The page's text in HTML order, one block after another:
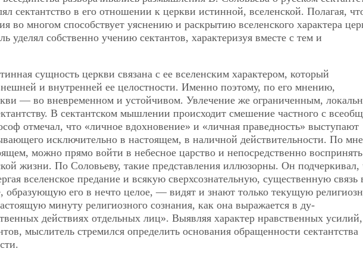
сектантство в его отношении к церкви истинной, вселенской. Полагая,
во многом способствует уяснению и раскрытию вселенского характера
уделял собственно учению сектантов, характеризуя вместе с тем и
сущность церкви связана с ее вселенским характером, который
и внутренней ее целостности. Именно поэтому, по его мнению,
— во вневременном и устойчивом. Увлечение же ограниченным,
В сектантском мышлении происходит смешение частного с
отмечал, что «личное вдохновение» и «личная праведность» выступают
исключительно в настоящем, в наличной действительности. По
можно прямо войти в небесное царство и непосредственно воспринять
жизни. По Соловьеву, такие представления иллюзорны. Он подчеркивал,
вселенское предание и всякую сверхсознательную, существенную связь
образующую его в нечто целое, — видят и знают только текущую
минуту религиозного сознания, как она выражается в ду-
действиях отдельных лиц». Выявляя характер нравственных усилий,
мыслитель стремился определить основания обращенности сектантства